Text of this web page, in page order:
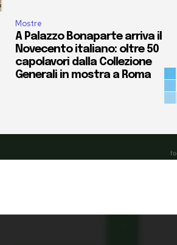
Mostre
A Palazzo Bonaparte arriva il
Novecento italiano: oltre 50
capolavori dalla Collezione
Generali in mostra a Roma